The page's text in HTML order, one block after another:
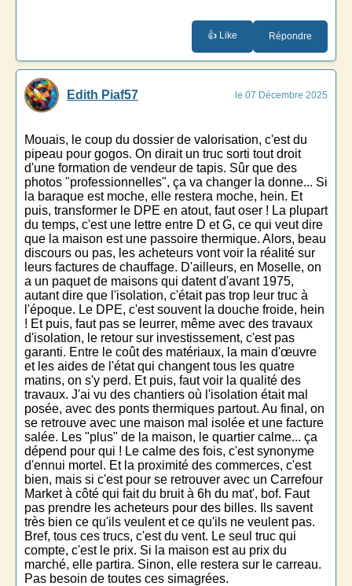
👍 Like Répondre
Edith Piaf57 le 07 Décembre 2025
Mouais, le coup du dossier de valorisation, c'est du
pipeau pour gogos. On dirait un truc sorti tout droit
d'une formation de vendeur de tapis. Sûr que des
photos "professionnelles", ça va changer la donne... Si
la baraque est moche, elle restera moche, hein. Et
puis, transformer le DPE en atout, faut oser ! La plupart
du temps, c'est une lettre entre D et G, ce qui veut dire
que la maison est une passoire thermique. Alors, beau
discours ou pas, les acheteurs vont voir la réalité sur
leurs factures de chauffage. D'ailleurs, en Moselle, on
a un paquet de maisons qui datent d'avant 1975,
autant dire que l'isolation, c'était pas trop leur truc à
l'époque. Le DPE, c'est souvent la douche froide, hein
! Et puis, faut pas se leurrer, même avec des travaux
d'isolation, le retour sur investissement, c'est pas
garanti. Entre le coût des matériaux, la main d'œuvre
et les aides de l'état qui changent tous les quatre
matins, on s'y perd. Et puis, faut voir la qualité des
travaux. J'ai vu des chantiers où l'isolation était mal
posée, avec des ponts thermiques partout. Au final, on
se retrouve avec une maison mal isolée et une facture
salée. Les "plus" de la maison, le quartier calme... ça
dépend pour qui ! Le calme des fois, c'est synonyme
d'ennui mortel. Et la proximité des commerces, c'est
bien, mais si c'est pour se retrouver avec un Carrefour
Market à côté qui fait du bruit à 6h du mat', bof. Faut
pas prendre les acheteurs pour des billes. Ils savent
très bien ce qu'ils veulent et ce qu'ils ne veulent pas.
Bref, tous ces trucs, c'est du vent. Le seul truc qui
compte, c'est le prix. Si la maison est au prix du
marché, elle partira. Sinon, elle restera sur le carreau.
Pas besoin de toutes ces simagrées.